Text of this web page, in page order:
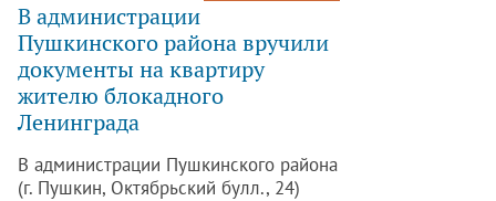
В администрации
Пушкинского района вручили
документы на квартиру
жителю блокадного
Ленинграда
В администрации Пушкинского района
(г. Пушкин, Октябрьский булл., 24)